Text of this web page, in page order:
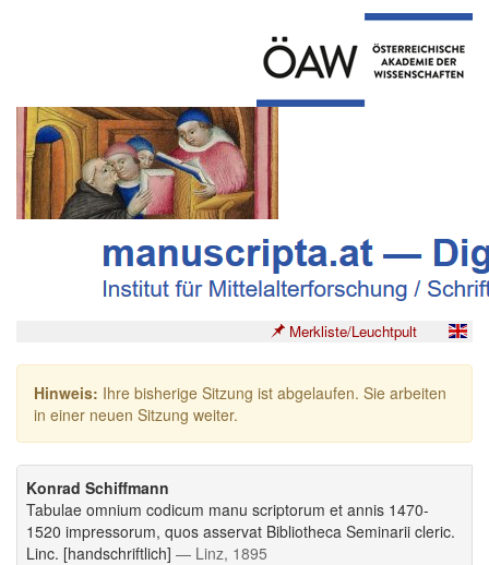
Merkliste/Leuchtpult
Hinweis: Ihre bisherige Sitzung ist abgelaufen. Sie arbeiten
in einer neuen Sitzung weiter.
Konrad Schiffmann
Tabulae omnium codicum manu scriptorum et annis 1470-
1520 impressorum, quos asservat Bibliotheca Seminarii cleric.
Linc. [handschriftlich] — Linz, 1895